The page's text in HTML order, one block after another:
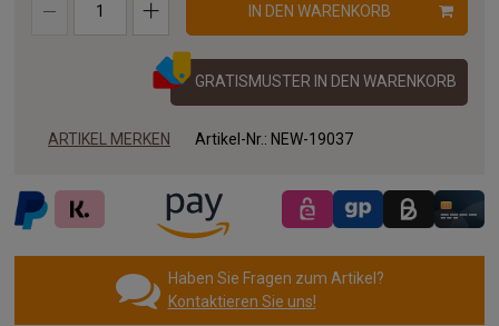
20.00x3.00 m IN DEN WARENKORB
GRATISMUSTER IN DEN WARENKORB
ARTIKEL MERKEN Artikel-Nr.: NEW-19037
Haben Sie Fragen zum Artikel?
Kontaktieren Sie uns!